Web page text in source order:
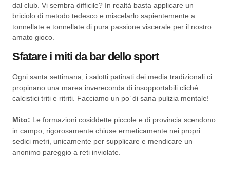
dal club. Vi sembra difficile? In realtà basta applicare un
briciolo di metodo tedesco e miscelarlo sapientemente a
tonnellate e tonnellate di pura passione viscerale per il nostro
amato gioco.
Sfatare i miti da bar dello sport
Ogni santa settimana, i salotti patinati dei media tradizionali ci
propinano una marea invereconda di insopportabili cliché
calcistici triti e ritriti. Facciamo un po’ di sana pulizia mentale!
Mito: Le formazioni cosiddette piccole e di provincia scendono
in campo, rigorosamente chiuse ermeticamente nei propri
sedici metri, unicamente per supplicare e mendicare un
anonimo pareggio a reti inviolate.